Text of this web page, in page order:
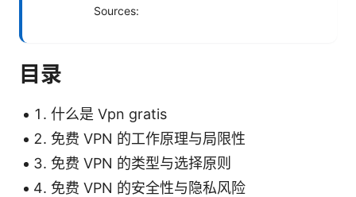
Sources:
目录
什么是 Vpn gratis
免费 VPN 的工作原理与局限性
免费 VPN 的类型与选择原则
免费 VPN 的安全性与隐私风险